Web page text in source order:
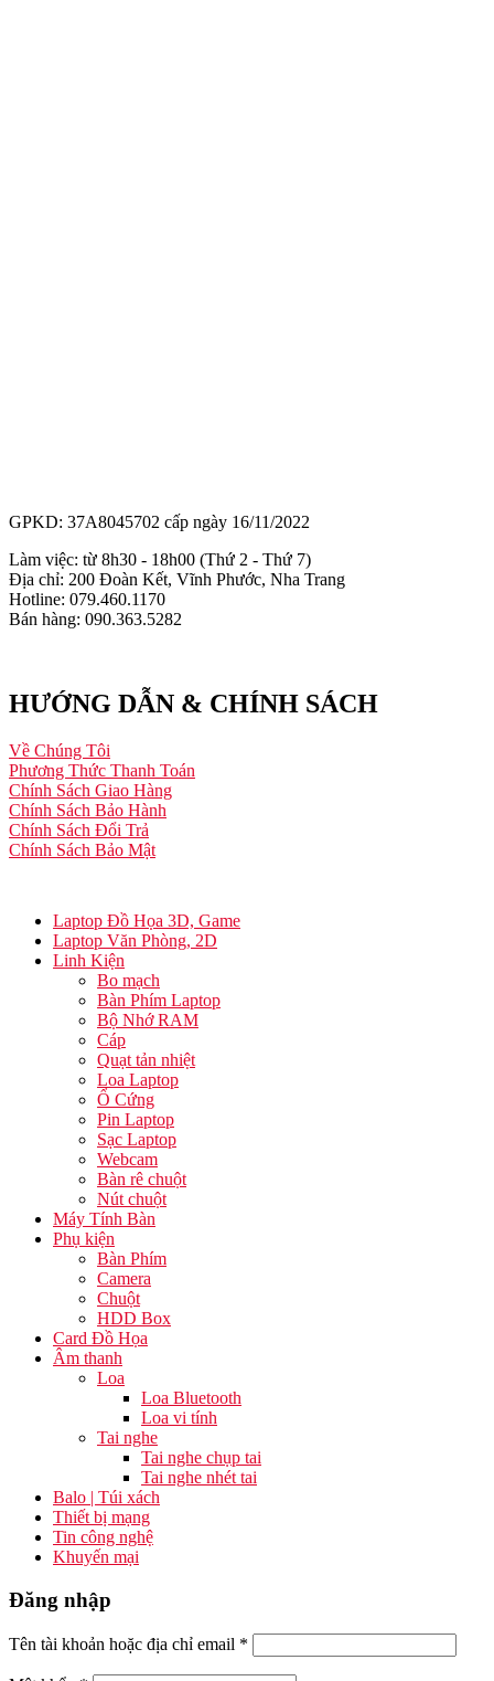
GPKD: 37A8045702 cấp ngày 16/11/2022
Làm việc: từ 8h30 - 18h00 (Thứ 2 - Thứ 7)
Địa chỉ: 200 Đoàn Kết, Vĩnh Phước, Nha Trang
Hotline: 079.460.1170
Bán hàng: 090.363.5282
HƯỚNG DẪN & CHÍNH SÁCH
Về Chúng Tôi
Phương Thức Thanh Toán
Chính Sách Giao Hàng
Chính Sách Bảo Hành
Chính Sách Đổi Trả
Chính Sách Bảo Mật
Laptop Đồ Họa 3D, Game
Laptop Văn Phòng, 2D
Linh Kiện
Bo mạch
Bàn Phím Laptop
Bộ Nhớ RAM
Cáp
Quạt tản nhiệt
Loa Laptop
Ổ Cứng
Pin Laptop
Sạc Laptop
Webcam
Bàn rê chuột
Nút chuột
Máy Tính Bàn
Phụ kiện
Bàn Phím
Camera
Chuột
HDD Box
Card Đồ Họa
Âm thanh
Loa
Loa Bluetooth
Loa vi tính
Tai nghe
Tai nghe chụp tai
Tai nghe nhét tai
Balo | Túi xách
Thiết bị mạng
Tin công nghệ
Khuyến mại
Đăng nhập
Tên tài khoản hoặc địa chỉ email *